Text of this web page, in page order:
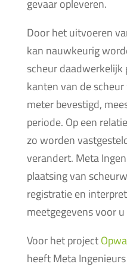
gevaar opleveren.
Door het uitvoeren
kan nauwkeurig
scheur
kanten van de
meter bevestigd,
periode. Op een
zo worden
verandert. Meta
plaatsing van
registratie en
meetgegevens voor
Voor het project
heeft Meta